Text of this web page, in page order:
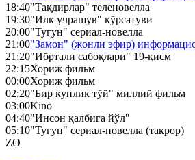
18:40"Тақдирлар" теленовелла
19:30"Илк учрашув" кўрсатуви
20:00"Тугун" сериал-новелла
21:00"Замон" (жонли эфир)
21:20"Ибртали сабоқлари" 19-қисм
22:15Хориж фильм
00:00Хориж фильм
02:20"Бир кунлик тўй" миллий фильм
03:00Kino
04:40"Инсон қалбига йўл"
05:10"Тугун" сериал-новелла (такрор)
ZO